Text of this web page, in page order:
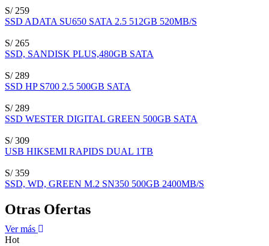
S/ 259
SSD ADATA SU650 SATA 2.5 512GB 520MB/S
S/ 265
SSD, SANDISK PLUS,480GB SATA
S/ 289
SSD HP S700 2.5 500GB SATA
S/ 289
SSD WESTER DIGITAL GREEN 500GB SATA
S/ 309
USB HIKSEMI RAPIDS DUAL 1TB
S/ 359
SSD, WD, GREEN M.2 SN350 500GB 2400MB/S
Otras Ofertas
Ver más
Hot